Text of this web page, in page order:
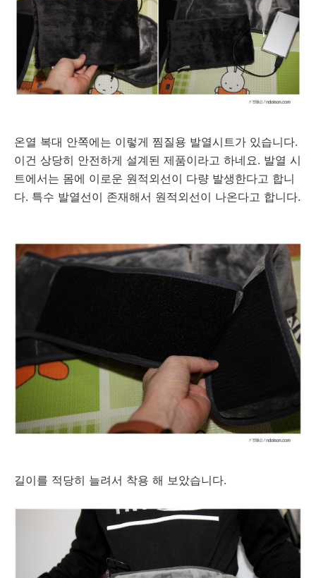
온열 복대 안쪽에는 이렇게 찜질용 발열시트가 있습니다.
이건 상당히 안전하게 설계된 제품이라고 하네요. 발열 시
트에서는 몸에 이로운 원적외선이 다량 발생한다고 합니
다. 특수 발열선이 존재해서 원적외선이 나온다고 합니다.
길이를 적당히 늘려서 착용 해 보았습니다.